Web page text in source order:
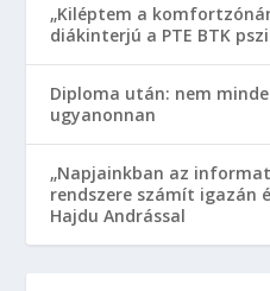
„Kiléptem a
diákinterjú a PTE BTK
Diploma után: nem
ugyanonnan
„Napjainkban az
rendszere számít igazán
Hajdu Andrással